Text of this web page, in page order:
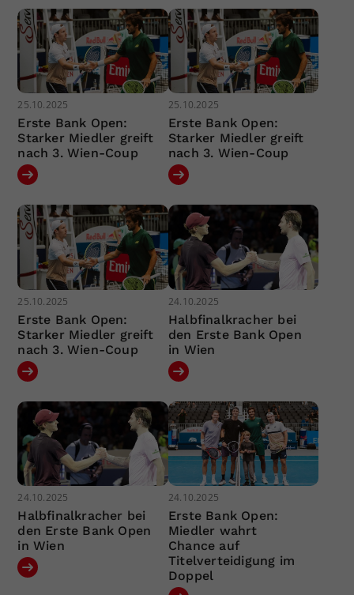
25.10.2025
Erste Bank Open:
Starker Miedler greift
nach 3. Wien-Coup
25.10.2025
Erste Bank Open:
Starker Miedler greift
nach 3. Wien-Coup
25.10.2025
Erste Bank Open:
Starker Miedler greift
nach 3. Wien-Coup
24.10.2025
Halbfinalkracher bei
den Erste Bank Open
in Wien
24.10.2025
Halbfinalkracher bei
den Erste Bank Open
in Wien
24.10.2025
Erste Bank Open:
Miedler wahrt
Chance auf
Titelverteidigung im
Doppel